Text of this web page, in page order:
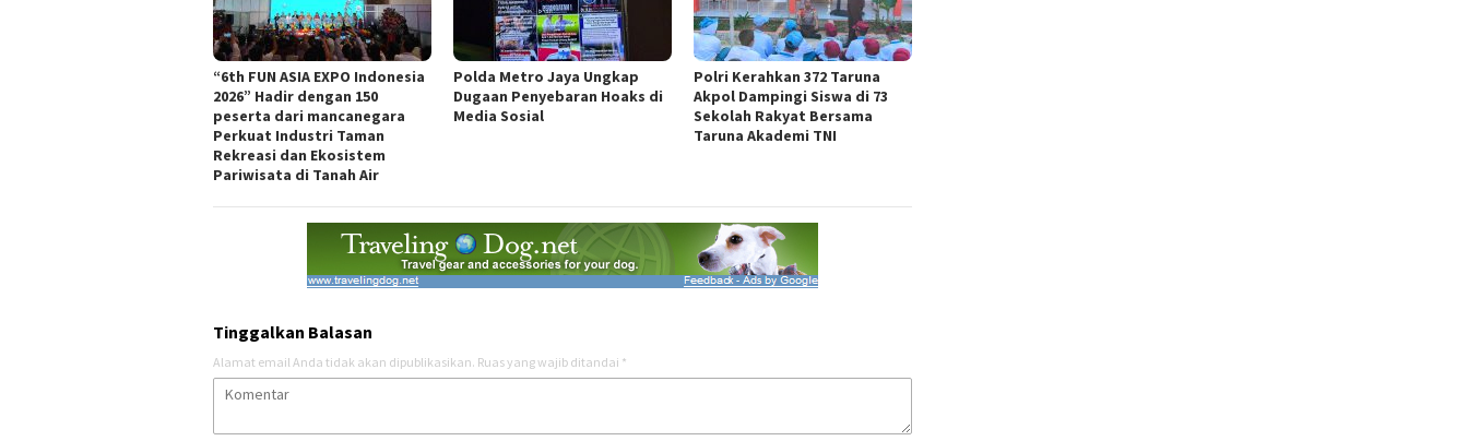
“6th FUN ASIA EXPO Indonesia
2026” Hadir dengan 150
peserta dari mancanegara
Perkuat Industri Taman
Rekreasi dan Ekosistem
Pariwisata di Tanah Air
Polda Metro Jaya Ungkap
Dugaan Penyebaran Hoaks di
Media Sosial
Polri Kerahkan 372 Taruna
Akpol Dampingi Siswa di 73
Sekolah Rakyat Bersama
Taruna Akademi TNI
Tinggalkan Balasan
Alamat email Anda tidak akan dipublikasikan. Ruas yang wajib ditandai *